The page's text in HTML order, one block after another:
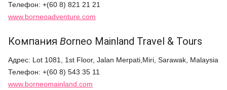
Телефон: +(60 8) 821 21 21
www.borneoadventure.com
Компания Borneo Mainland Travel & Tours
Адрес: Lot 1081, 1st Floor, Jalan Merpati,Miri, Sarawak, Malaysia
Телефон: +(60 8) 543 35 11
www.borneomainland.com